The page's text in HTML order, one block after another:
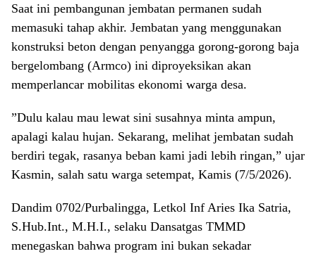
Saat ini pembangunan jembatan permanen sudah
memasuki tahap akhir. Jembatan yang menggunakan
konstruksi beton dengan penyangga gorong-gorong baja
bergelombang (Armco) ini diproyeksikan akan
memperlancar mobilitas ekonomi warga desa.
​”Dulu kalau mau lewat sini susahnya minta ampun,
apalagi kalau hujan. Sekarang, melihat jembatan sudah
berdiri tegak, rasanya beban kami jadi lebih ringan,” ujar
Kasmin, salah satu warga setempat, Kamis (7/5/2026).
​Dandim 0702/Purbalingga, Letkol Inf Aries Ika Satria,
S.Hub.Int., M.H.I., selaku Dansatgas TMMD
menegaskan bahwa program ini bukan sekadar